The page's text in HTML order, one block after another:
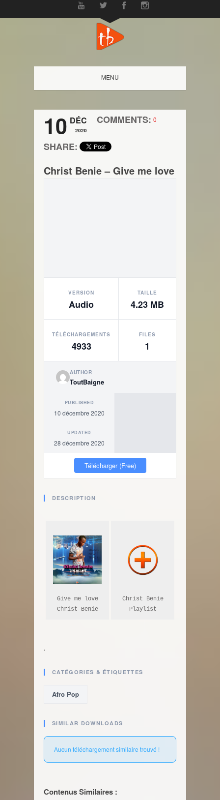
MENU
10 DÉC
2020
COMMENTS: 0
SHARE:
Christ Benie – Give me love
VERSION
Audio
TAILLE
4.23 MB
TÉLÉCHARGEMENTS
4933
FILES
1
AUTHOR
ToutBaigne
PUBLISHED
10 décembre 2020
UPDATED
28 décembre 2020
Télécharger (Free)
DESCRIPTION
Give me love
Christ Benie
Christ Benie
Playlist
.
CATÉGORIES & ÉTIQUETTES
Afro Pop
SIMILAR DOWNLOADS
Aucun téléchargement similaire trouvé !
Contenus Similaires :